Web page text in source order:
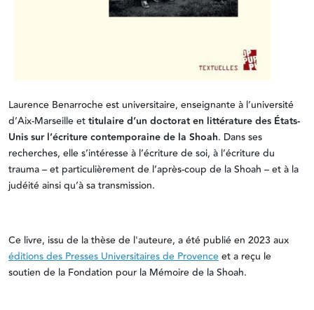
Laurence Benarroche est universitaire, enseignante à l’université
d’Aix-Marseille ettitulaire d’un doctorat en littérature des États-
Unis sur l’écriture contemporaine de la Shoah. Dans ses
recherches, elle s’intéresse à l’écriture de soi, à l’écriture du
trauma – et particulièrement de l’après-coup de la Shoah – et à la
judéité ainsi qu’à sa transmission.
Ce livre, issu de la thèse de l'auteure, a été publié en 2023 aux
éditions des Presses Universitaires de Provenceet a reçu le
soutien de la Fondation pour la Mémoire de la Shoah.